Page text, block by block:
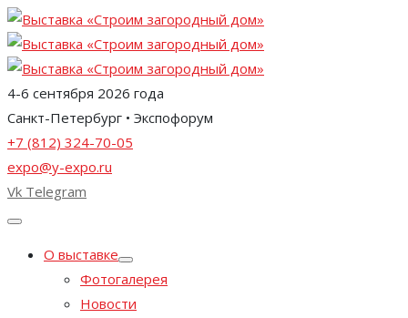
4-6 сентября 2026 года
Санкт-Петербург • Экспофорум
+7 (812) 324-70-05
expo@y-expo.ru
Vk Telegram
О выставке
Фотогалерея
Новости